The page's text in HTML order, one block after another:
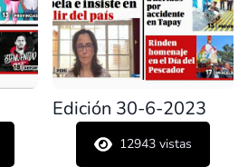
Edición 30-6-2023
12943 vistas